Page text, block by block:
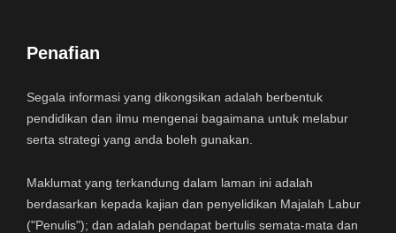
Penafian
Segala informasi yang dikongsikan adalah berbentuk
pendidikan dan ilmu mengenai bagaimana untuk melabur
serta strategi yang anda boleh gunakan.
Maklumat yang terkandung dalam laman ini adalah
berdasarkan kepada kajian dan penyelidikan Majalah Labur
("Penulis"); dan adalah pendapat bertulis semata-mata dan